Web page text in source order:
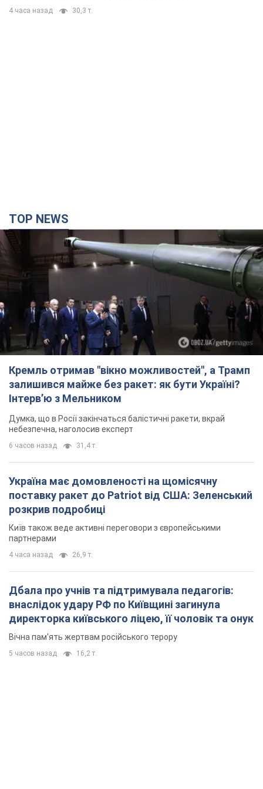
4 часа назад 30,3 т.
TOP NEWS
Кремль отримав "вікно можливостей", а Трамп
залишився майже без ракет: як бути Україні?
Інтерв’ю з Мельником
Думка, що в Росії закінчаться балістичні ракети, вкрай
небезпечна, наголосив експерт
6 часов назад 31,4 т.
Україна має домовленості на щомісячну
поставку ракет до Patriot від США: Зеленський
розкрив подробиці
Київ також веде активні переговори з європейськими
партнерами
4 часа назад 26,9 т.
Дбала про учнів та підтримувала педагогів:
внаслідок удару РФ по Київщині загинула
директорка київського ліцею, її чоловік та онук
Вічна пам'ять жертвам російського терору
5 часов назад 16,2 т.